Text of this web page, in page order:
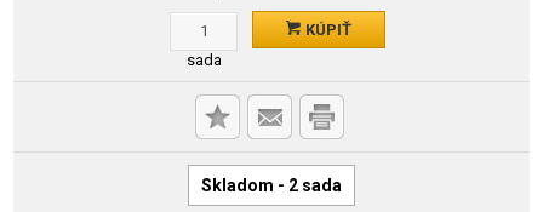
sada
KÚPIŤ
Skladom - 2 sada